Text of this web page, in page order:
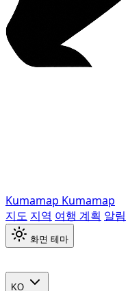
Kumamap Kumamap
지도 지역 여행 계획 알림
화면 테마
KO